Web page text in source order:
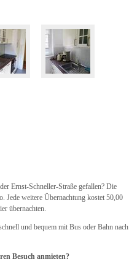
Ernst-Schneller-Straße gefallen? Die
Jede weitere Übernachtung kostet 50,00
übernachten.
und bequem mit Bus oder Bahn nach
Besuch anmieten?